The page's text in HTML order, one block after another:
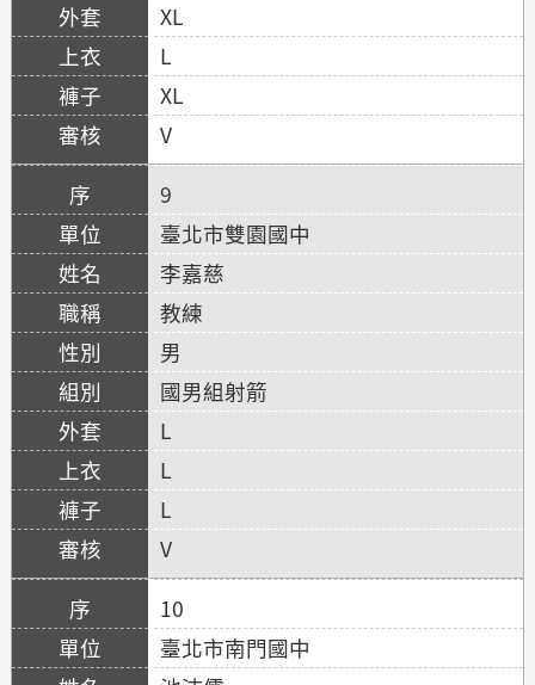
XL
L
XL
V
9
臺北市雙園國中
李嘉慈
教練
男
國男組射箭
L
L
L
V
10
臺北市南門國中